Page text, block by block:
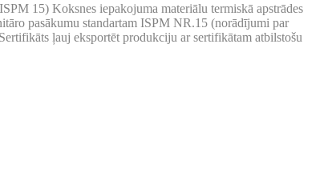
15) Koksnes iepakojuma materiālu termiskā apstrādes
pasākumu standartam ISPM NR.15 (norādījumi par
ļauj eksportēt produkciju ar sertifikātam atbilstošu